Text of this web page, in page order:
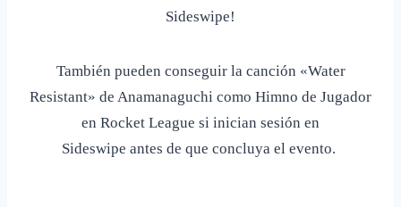
Sideswipe!
También pueden conseguir la canción «Water
Resistant» de Anamanaguchi como Himno de Jugador
en Rocket League si inician sesión en
Sideswipe antes de que concluya el evento.